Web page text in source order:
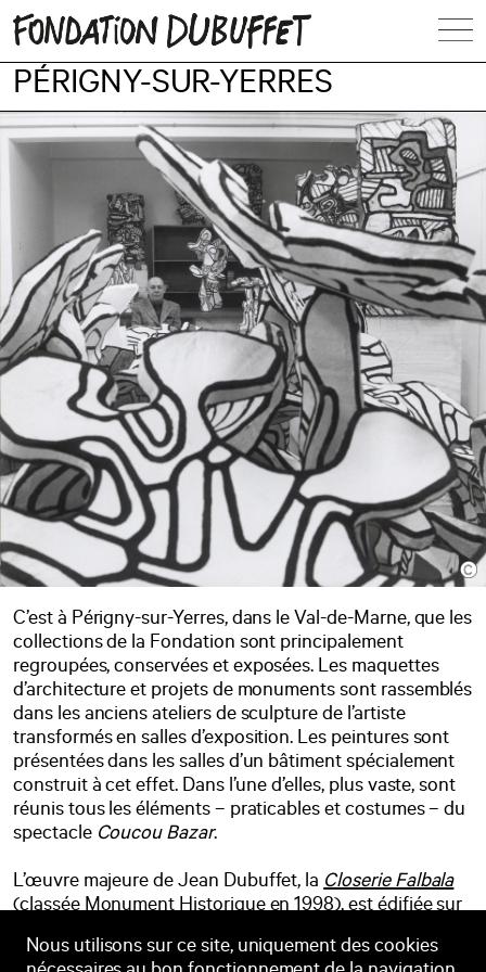
Nous utilisons sur ce site, uniquement des cookies
PÉRIGNY-SUR-YERRES
C’est à Périgny-sur-Yerres, dans le Val-de-Marne, que les
collections de la Fondation sont principalement
regroupées, conservées et exposées. Les maquettes
d’architecture et projets de monuments sont rassemblés
dans les anciens ateliers de sculpture de l’artiste
transformés en salles d’exposition. Les peintures sont
présentées dans les salles d’un bâtiment spécialement
construit à cet effet. Dans l’une d’elles, plus vaste, sont
réunis tous les éléments – praticables et costumes – du
spectacle Coucou Bazar.
L’œuvre majeure de Jean Dubuffet, laCloserie Falbala
(classée Monument Historique en 1998), est édifiée sur
abrite leCabinet logologique, raison secrète de cette